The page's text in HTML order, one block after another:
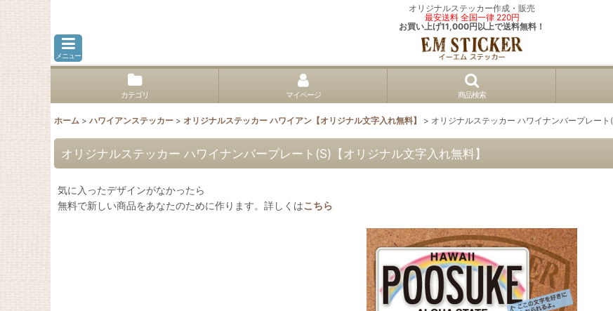
オリジナルステッカー作成・販売
最安送料 全国一律 220円
お買い上げ11,000円以上で送料無料！
メニュー
カテゴリ マイページ 商品検索
ホーム > ハワイアンステッカー > オリジナルステッカー ハワイアン【オリジナル文字入れ無料】 > オリジナルステッカー ハワイナンバープレート
オリジナルステッカー ハワイナンバープレート(S)【オリジナル文字入れ無料】
気に入ったデザインがなかったら
無料で新しい商品をあなたのために作ります。詳しくはこちら